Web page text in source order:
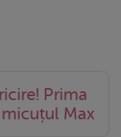
Prima
Max